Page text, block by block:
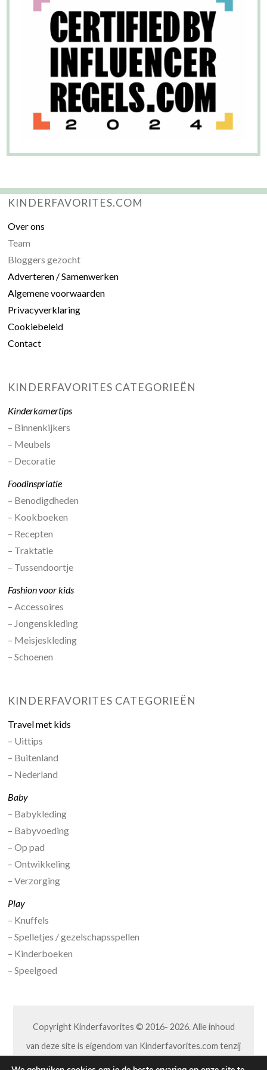
KINDERFAVORITES.COM
Over ons
Team
Bloggers gezocht
Adverteren / Samenwerken
Algemene voorwaarden
Privacyverklaring
Cookiebeleid
Contact
KINDERFAVORITES CATEGORIEËN
Kinderkamertips
– Binnenkijkers
– Meubels
– Decoratie
Foodinspriatie
– Benodigdheden
– Kookboeken
– Recepten
– Traktatie
– Tussendoortje
Fashion voor kids
– Accessoires
– Jongenskleding
– Meisjeskleding
– Schoenen
KINDERFAVORITES CATEGORIEËN
Travel met kids
– Uittips
– Buitenland
– Nederland
Baby
– Babykleding
– Babyvoeding
– Op pad
– Ontwikkeling
– Verzorging
Play
– Knuffels
– Spelletjes / gezelschapsspellen
– Kinderboeken
– Speelgoed
Copyright Kinderfavorites © 2016- 2026. Alle inhoud
van deze site is eigendom van Kinderfavorites.com tenzij
anders aangegeven. Niets van deze site mag op welke